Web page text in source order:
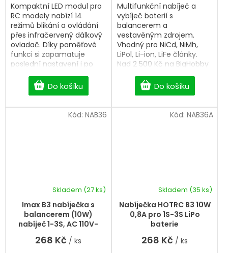
Do košíku
Kompaktní LED modul pro
RC modely nabízí 14
režimů blikání a ovládání
přes infračervený dálkový
ovladač. Díky paměťové
funkci si zapamatuje
poslední nastavení i po
Do košíku
Multifunkční nabíječ a
vybíječ baterií s
balancerem a
vestavěným zdrojem.
Vhodný pro NiCd, NiMh,
LiPol, Li-ion, LiFe články.
Nad 2 500 Kč na BigHobby
Imax B3 nabíječka s
balancerem (10W)
nabíječ 1-3S, AC 110V-
240V
Skladem (27 ks)
268 Kč / ks
Kód: NAB36
Nabíječka HOTRC B3 10W
0,8A pro 1S-3S LiPo
baterie
Skladem (35 ks)
268 Kč / ks
Kód: NAB36A